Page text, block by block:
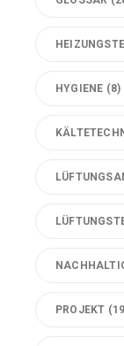
HYGIENE (8)
PROJEKT